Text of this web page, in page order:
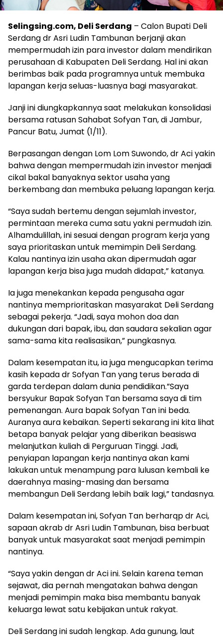
Selingsing.com, Deli Serdang – Calon Bupati Deli
Serdang dr Asri Ludin Tambunan berjanji akan
mempermudah izin para investor dalam mendirikan
perusahaan di Kabupaten Deli Serdang. Hal ini akan
berimbas baik pada programnya untuk membuka
lapangan kerja seluas-luasnya bagi masyarakat.
Janji ini diungkapkannya saat melakukan konsolidasi
bersama ratusan Sahabat Sofyan Tan, di Jambur,
Pancur Batu, Jumat (1/11).
Berpasangan dengan Lom Lom Suwondo, dr Aci yakin
bahwa dengan mempermudah izin investor menjadi
cikal bakal banyaknya sektor usaha yang
berkembang dan membuka peluang lapangan kerja.
“Saya sudah bertemu dengan sejumlah investor,
permintaan mereka cuma satu yakni permudah izin.
Alhamdulillah, ini sesuai dengan program kerja yang
saya prioritaskan untuk memimpin Deli Serdang.
Kalau nantinya izin usaha akan dipermudah agar
lapangan kerja bisa juga mudah didapat,” katanya.
Ia juga menekankan kepada pengusaha agar
nantinya memprioritaskan masyarakat Deli Serdang
sebagai pekerja. “Jadi, saya mohon doa dan
dukungan dari bapak, ibu, dan saudara sekalian agar
sama-sama kita realisasikan,” pungkasnya.
Dalam kesempatan itu, ia juga mengucapkan terima
kasih kepada dr Sofyan Tan yang terus berada di
garda terdepan dalam dunia pendidikan.”Saya
bersyukur Bapak Sofyan Tan bersama saya di tim
pemenangan. Aura bapak Sofyan Tan ini beda.
Auranya aura kebaikan. Seperti sekarang ini kita lihat
betapa banyak pelajar yang diberikan beasiswa
melanjutkan kuliah di Perguruan Tinggi. Jadi,
penyiapan lapangan kerja nantinya akan kami
lakukan untuk menampung para lulusan kembali ke
daerahnya masing-masing dan bersama
membangun Deli Serdang lebih baik lagi,” tandasnya.
Dalam kesempatan ini, Sofyan Tan berharqp dr Aci,
sapaan akrab dr Asri Ludin Tambunan, bisa berbuat
banyak untuk masyarakat saat menjadi pemimpin
nantinya.
“Saya yakin dengan dr Aci ini. Selain karena teman
sejawat, dia pernah mengatakan bahwa dengan
menjadi pemimpin maka bisa membantu banyak
keluarga lewat satu kebijakan untuk rakyat.
Deli Serdang ini sudah lengkap. Ada gunung, laut